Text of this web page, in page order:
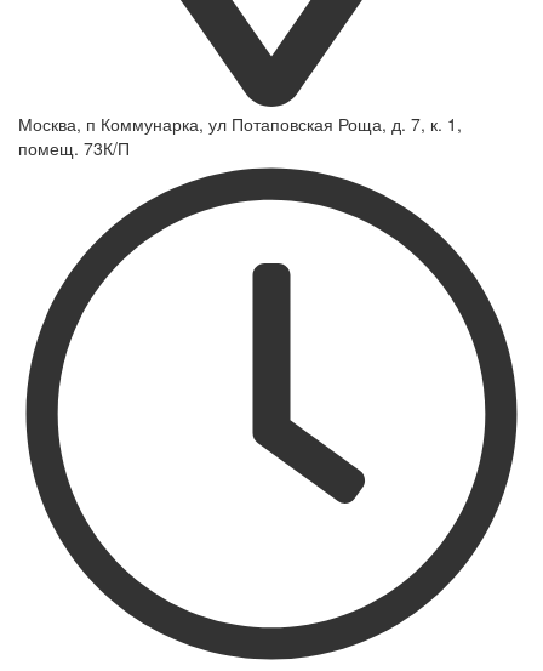
Москва, п Коммунарка, ул Потаповская Роща, д. 7, к. 1,
помещ. 73К/П